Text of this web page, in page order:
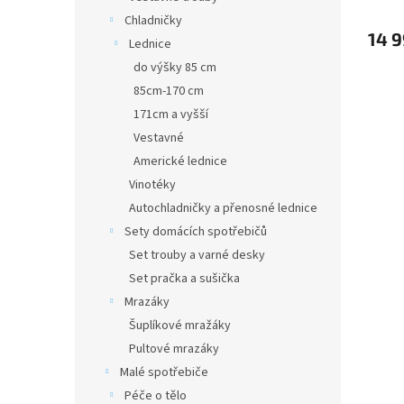
Chladničky
Lednice
do výšky 85 cm
85cm-170 cm
171cm a vyšší
Vestavné
Americké lednice
Vinotéky
Autochladničky a přenosné lednice
Sety domácích spotřebičů
Set trouby a varné desky
Set pračka a sušička
Mrazáky
Šuplíkové mražáky
Pultové mrazáky
Malé spotřebiče
Péče o tělo
14